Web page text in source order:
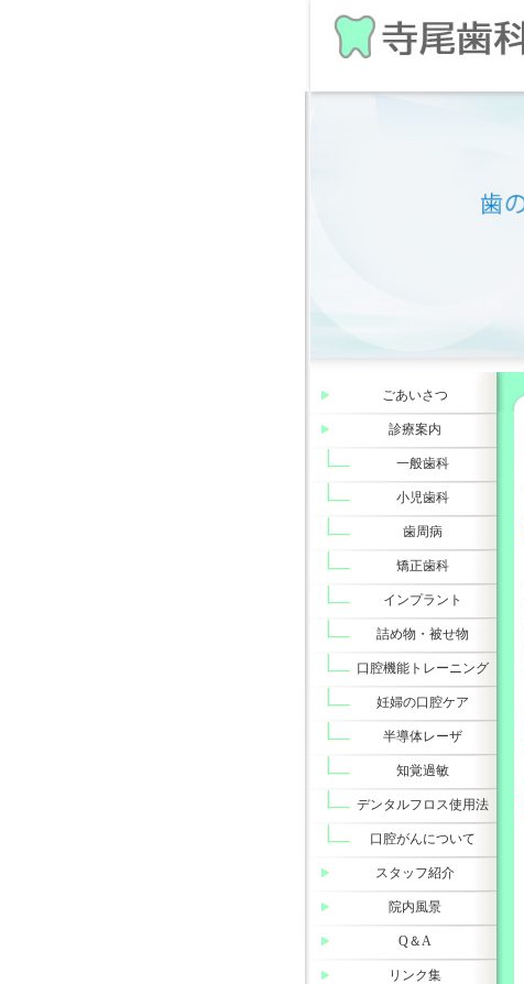
ごあいさつ
診療案内
一般歯科
小児歯科
歯周病
矯正歯科
インプラント
詰め物・被せ物
口腔機能トレーニング
妊婦の口腔ケア
半導体レーザ
知覚過敏
デンタルフロス使用法
口腔がんについて
スタッフ紹介
院内風景
Q＆A
リンク集